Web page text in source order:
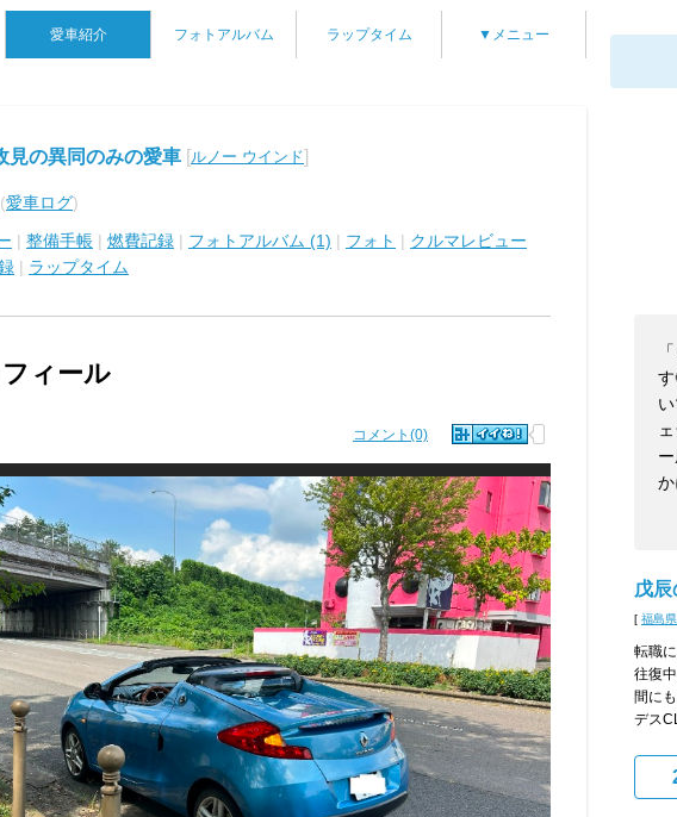
愛車紹介 フォトアルバム ラップタイム ▼メニュー
見の異同のみの愛車 [ルノー ウインド]
愛車ログ)
| 整備手帳 | 燃費記録 | フォトアルバム (1) | フォト | クルマレビュー
| ラップタイム
ィール
コメント(0)
か
戊
[ 福島県
転職
往復
間に
デス